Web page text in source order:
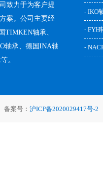
致力于为客户提
案。公司主要经
TIMKEN轴承、
轴承、德国INA轴
。
- IKO
- FYH
-
备案号： 沪ICP备2020029417号-2